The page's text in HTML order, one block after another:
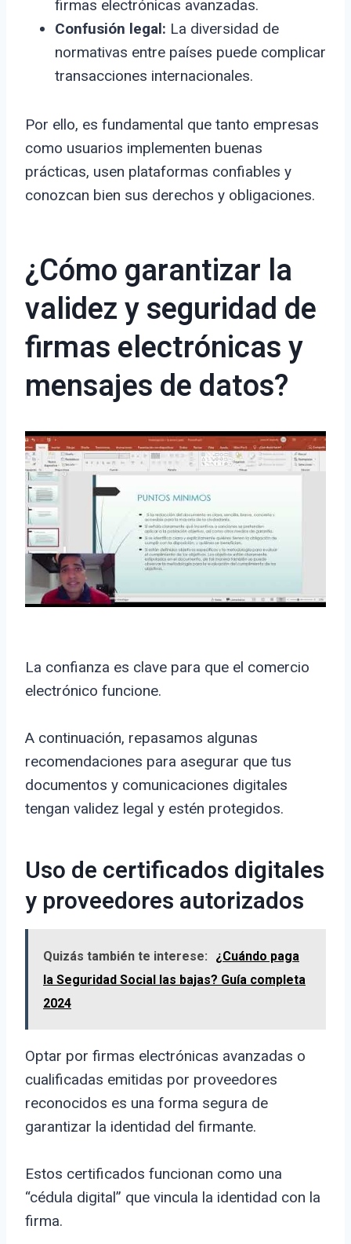
firmas electrónicas avanzadas.
Confusión legal: La diversidad de
normativas entre países puede complicar
transacciones internacionales.
Por ello, es fundamental que tanto empresas
como usuarios implementen buenas
prácticas, usen plataformas confiables y
conozcan bien sus derechos y obligaciones.
¿Cómo garantizar la
validez y seguridad de
firmas electrónicas y
mensajes de datos?
La confianza es clave para que el comercio
electrónico funcione.
A continuación, repasamos algunas
recomendaciones para asegurar que tus
documentos y comunicaciones digitales
tengan validez legal y estén protegidos.
Uso de certificados digitales
y proveedores autorizados
Quizás también te interese:
¿Cuándo paga
la Seguridad Social las bajas? Guía completa
2024
Optar por firmas electrónicas avanzadas o
cualificadas emitidas por proveedores
reconocidos es una forma segura de
garantizar la identidad del firmante.
Estos certificados funcionan como una
“cédula digital” que vincula la identidad con la
firma.